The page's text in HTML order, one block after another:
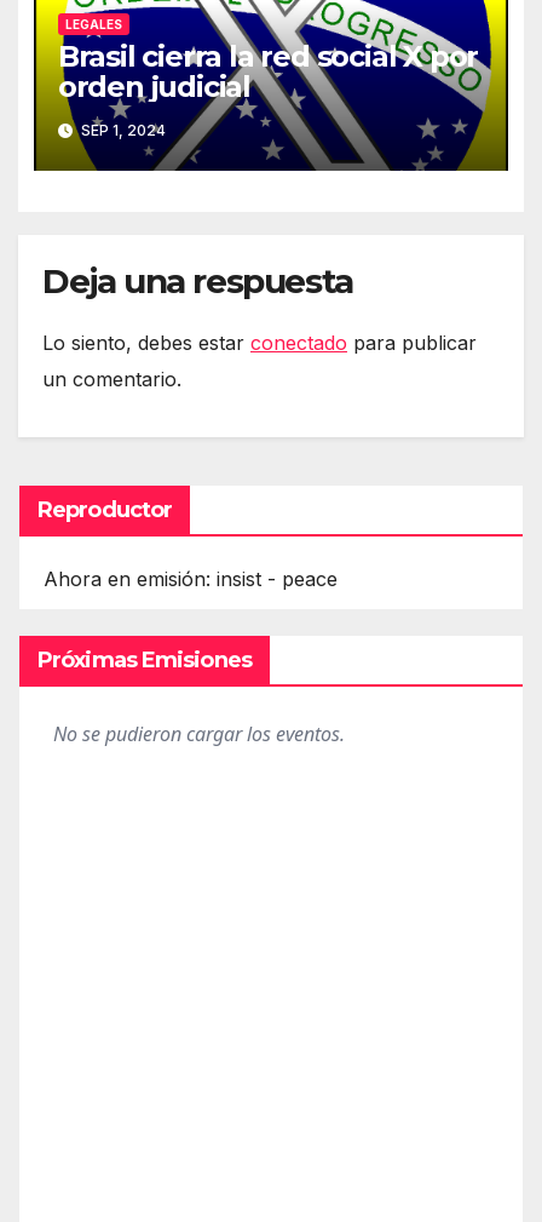
LEGALES
Brasil cierra la red social X por
orden judicial
SEP 1, 2024
Deja una respuesta
Lo siento, debes estar conectado para publicar
un comentario.
Reproductor
Ahora en emisión: insist - peace
Próximas Emisiones